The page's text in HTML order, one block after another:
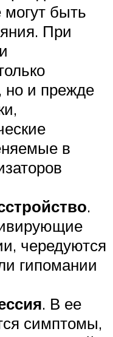
быть
При
но и прежде
в
.
чередуются
гипомании
. В ее
симптомы,